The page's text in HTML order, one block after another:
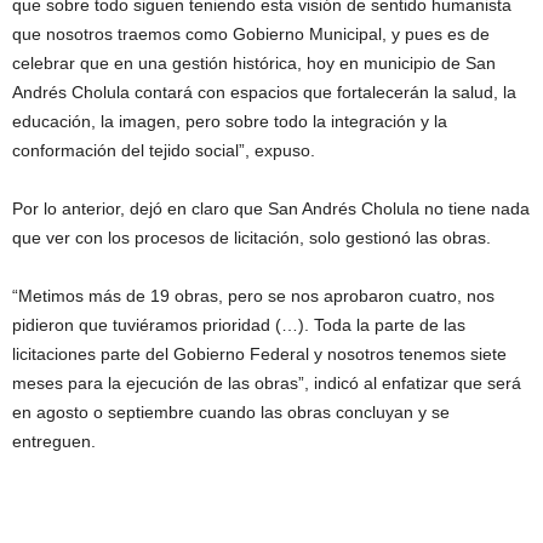
que sobre todo siguen teniendo esta visión de sentido humanista
que nosotros traemos como Gobierno Municipal, y pues es de
celebrar que en una gestión histórica, hoy en municipio de San
Andrés Cholula contará con espacios que fortalecerán la salud, la
educación, la imagen, pero sobre todo la integración y la
conformación del tejido social”, expuso.
Por lo anterior, dejó en claro que San Andrés Cholula no tiene nada
que ver con los procesos de licitación, solo gestionó las obras.
“Metimos más de 19 obras, pero se nos aprobaron cuatro, nos
pidieron que tuviéramos prioridad (…). Toda la parte de las
licitaciones parte del Gobierno Federal y nosotros tenemos siete
meses para la ejecución de las obras”, indicó al enfatizar que será
en agosto o septiembre cuando las obras concluyan y se
entreguen.